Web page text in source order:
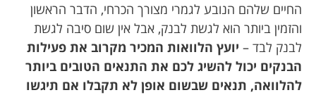
החיים שלהם הנובע לגמרי מצורך הכרחי, הדבר הראשון
והזמין ביותר הוא לגשת לבנק, אבל אין שום סיבה לגשת
לבנק לבד – יועץ הלוואות המכיר מקרוב את פעילות
הבנקים יכול להשיג לכם את התנאים הטובים ביותר
להלוואה, תנאים שבשום אופן לא תקבלו אם תיגשו